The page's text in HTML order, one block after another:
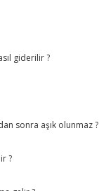
giderilir ?
sonra aşık olunmaz ?
?